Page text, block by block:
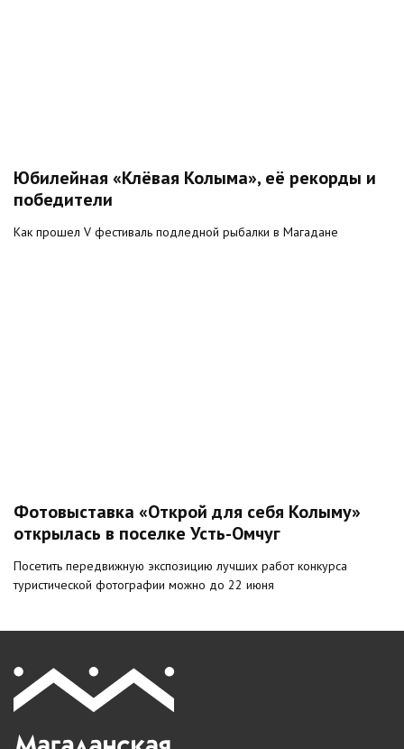
Юбилейная «Клёвая Колыма», её рекорды и
победители
Как прошел V фестиваль подледной рыбалки в Магадане
Фотовыставка «Открой для себя Колыму»
открылась в поселке Усть-Омчуг
Посетить передвижную экспозицию лучших работ конкурса
туристической фотографии можно до 22 июня